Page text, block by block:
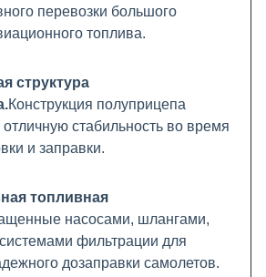
перевозки большого
топлива.
структура
Конструкция полуприцепа
отличную стабильность во время
и заправки.
топливная
насосами, шлангами,
фильтрации для
дозаправки самолетов.